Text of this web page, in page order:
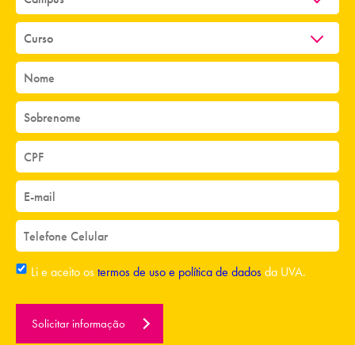
Li e aceito ostermos de uso e política de dadosda UVA.
Solicitar informação